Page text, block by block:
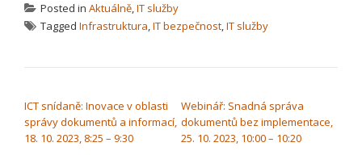
Posted in Aktuálně,IT služby
Tagged Infrastruktura,IT bezpečnost,IT služby
ICT snídaně: Inovace v oblasti
správy dokumentů a informací,
18. 10. 2023, 8:25 – 9:30
Webinář: Snadná správa
dokumentů bez implementace,
25. 10. 2023, 10:00 – 10:20